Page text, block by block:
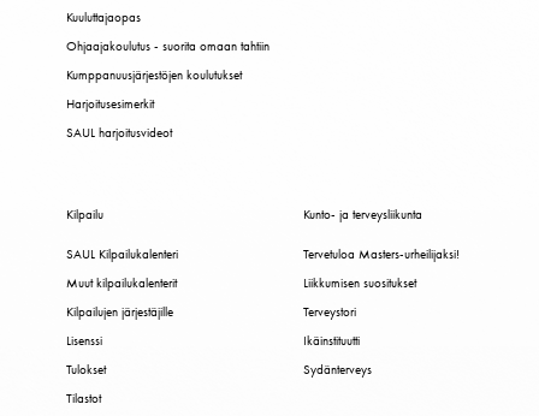
Kuuluttajaopas
Ohjaajakoulutus - suorita omaan tahtiin
Kumppanuusjärjestöjen koulutukset
Harjoitusesimerkit
SAUL harjoitusvideot
Kilpailu
SAUL Kilpailukalenteri
Muut kilpailukalenterit
Kilpailujen järjestäjille
Lisenssi
Tulokset
Tilastot
Kunto- ja terveysliikunta
Tervetuloa Masters-urheilijaksi!
Liikkumisen suositukset
Terveystori
Ikäinstituutti
Sydänterveys